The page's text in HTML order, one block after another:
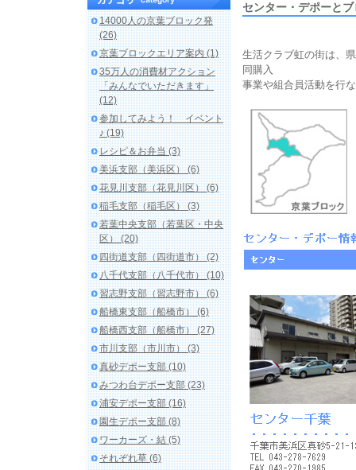
センター・デポーと
生活クラブ虹の街は、
同購入
事業や組合員活動を行
14000人の京葉ブロック発
(26)
京葉ブロックエリア案内 (1)
35万人の消費材アクション
「みんなでいただきます」
(12)
参加してみよう！ イベント
♪ (19)
レシピ＆お弁当 (3)
美浜支部（美浜区） (6)
花見川支部（花見川区） (6)
稲毛支部（稲毛区） (3)
若葉中央支部（若葉区・中央
区） (20)
四街道支部（四街道市） (2)
八千代支部（八千代市） (10)
習志野支部（習志野市） (6)
船橋東支部（船橋市） (6)
船橋西支部（船橋市） (27)
市川支部（市川市） (3)
真砂デポー支部 (10)
みつわ台デポー支部 (23)
浦安デポー支部 (16)
園生デポー支部 (8)
ワーカーズ・結 (5)
それぞれ草 (6)